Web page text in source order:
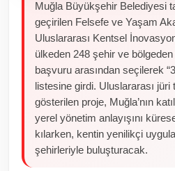
Muğla Büyükşehir Belediyesi
geçirilen Felsefe ve Yaşam
Uluslararası Kentsel
ülkeden 248 şehir ve bölgeden
başvuru arasından seçilerek
listesine girdi. Uluslararası jüri
gösterilen proje, Muğla’nın
yerel yönetim anlayışını
kılarken, kentin yenilikçi
şehirleriyle buluşturacak.